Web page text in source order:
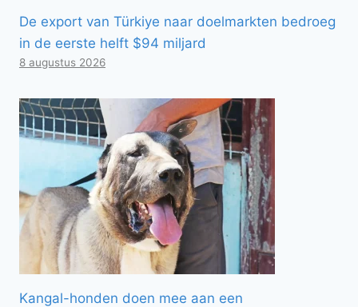
De export van Türkiye naar doelmarkten bedroeg
in de eerste helft $94 miljard
8 augustus 2026
Kangal-honden doen mee aan een